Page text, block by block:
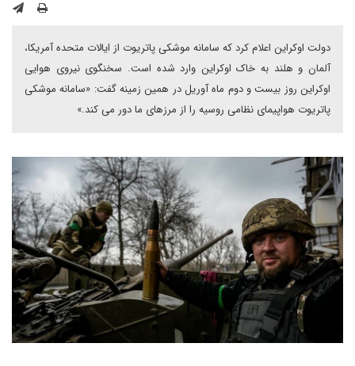
دولت اوکراین اعلام کرد که سامانه موشکی پاتریوت از ایالات متحده آمریکا،
آلمان و هلند به خاک اوکراین وارد شده است. سخنگوی نیروی هوایی
اوکراین روز بیست و دوم ماه آوریل در همین زمینه گفت: «سامانه موشکی
پاتریوت هواپیمای نظامی روسیه را از مرزهای ما دور می کند.»‌